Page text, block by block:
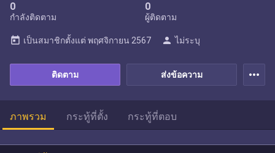
0
กำลังติดตาม
0
ผู้ติดตาม
ส่งข้อความ
ติดตาม
today เป็นสมาชิกตั้งแต่ พฤศจิกายน 2567 person ไม่ระบุ
more_horiz
ภาพรวม กระทู้ที่ตั้ง กระทู้ที่ตอบ